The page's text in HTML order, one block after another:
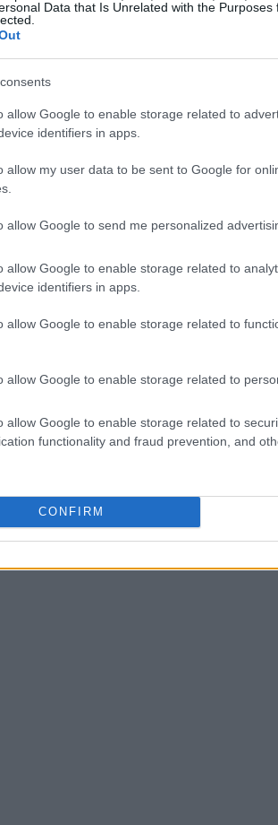
Data that Is Unrelated with the Purposes
allow Google to enable storage related to
identifiers in apps.
allow my user data to be sent to Google for
allow Google to send me personalized
allow Google to enable storage related to
identifiers in apps.
allow Google to enable storage related to
allow Google to enable storage related to
allow Google to enable storage related to
functionality and fraud prevention, and
CONFIRM
reduzir a volatilidade arraigada em
nos fatores que levam o Terra a ser
definido para um
Terra, o preço do LUNA
em 2021, graças a várias
pretende usar o blockchain do
financeiro digital melhor, livre